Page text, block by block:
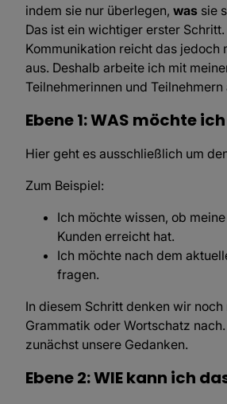
indem sie nur überlegen, was sie
Das ist ein wichtiger erster
Kommunikation reicht das jedoch
aus. Deshalb arbeite ich mit
Teilnehmerinnen und
Ebene 1: WAS möchte
Hier geht es ausschließlich um
Zum Beispiel:
Ich möchte wissen, ob
Kunden erreicht hat.
Ich möchte nach dem
fragen.
In diesem Schritt denken wir
Grammatik oder Wortschatz
zunächst unsere Gedanken.
Ebene 2: WIE kann ich